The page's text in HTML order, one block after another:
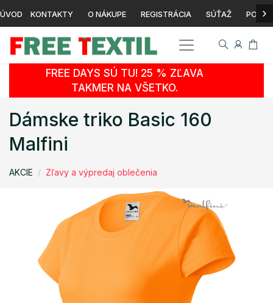
ÚVOD KONTAKTY O NÁKUPE REGISTRÁCIA SÚŤAŽ ›
FREE DAYS SÚ TU! 25 % ZĽAVA
TAKMER NA VŠETKO.
Dámske triko Basic 160
Malfini
AKCIE Zľavy a výpredaj oblečenia